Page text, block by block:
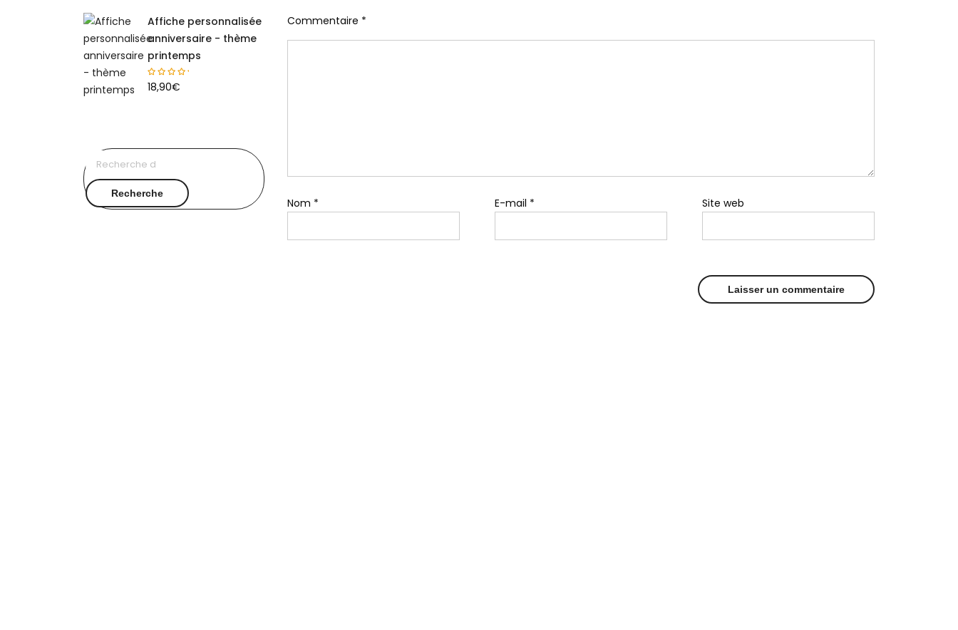
Commentaire *
Nom * E-mail * Site web
Affiche personnalisée
anniversaire - thème
printemps
18,90€
pour :
Recherche